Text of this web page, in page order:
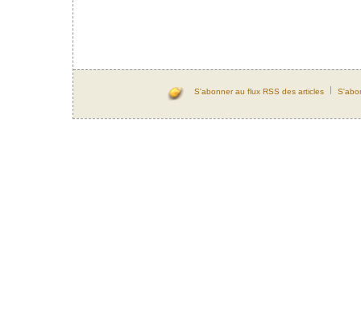
S'abonner au flux RSS des articles